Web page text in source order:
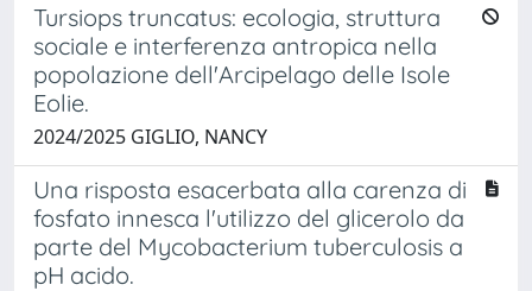
Tursiops truncatus: ecologia, struttura
sociale e interferenza antropica nella
popolazione dell'Arcipelago delle Isole
Eolie.
2024/2025 GIGLIO, NANCY
Una risposta esacerbata alla carenza di
fosfato innesca l'utilizzo del glicerolo da
parte del Mycobacterium tuberculosis a
pH acido.